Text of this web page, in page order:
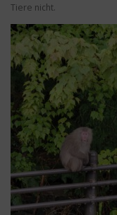
Tiere nicht.